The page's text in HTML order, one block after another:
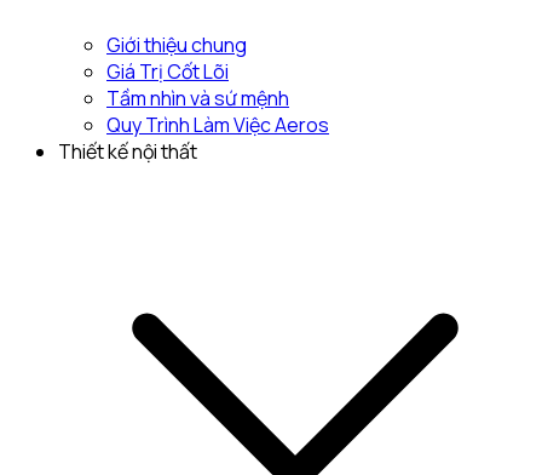
Giới thiệu chung
Giá Trị Cốt Lõi
Tầm nhìn và sứ mệnh
Quy Trình Làm Việc Aeros
Thiết kế nội thất